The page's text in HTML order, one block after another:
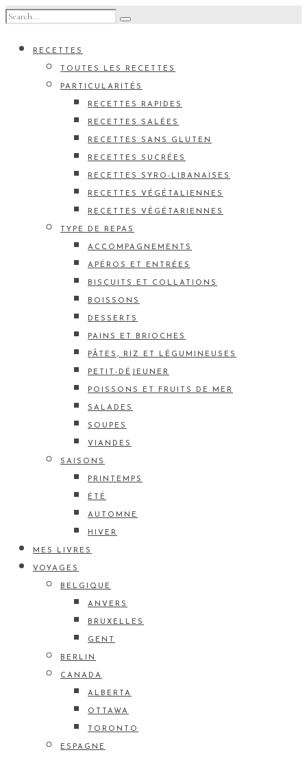
RECETTES
TOUTES LES RECETTES
PARTICULARITÉS
RECETTES RAPIDES
RECETTES SALÉES
RECETTES SANS GLUTEN
RECETTES SUCRÉES
RECETTES SYRO-LIBANAISES
RECETTES VÉGÉTALIENNES
RECETTES VÉGÉTARIENNES
TYPE DE REPAS
ACCOMPAGNEMENTS
APÉROS ET ENTRÉES
BISCUITS ET COLLATIONS
BOISSONS
DESSERTS
PAINS ET BRIOCHES
PÂTES, RIZ ET LÉGUMINEUSES
PETIT-DÉJEUNER
POISSONS ET FRUITS DE MER
SALADES
SOUPES
VIANDES
SAISONS
PRINTEMPS
ÉTÉ
AUTOMNE
HIVER
MES LIVRES
VOYAGES
BELGIQUE
ANVERS
BRUXELLES
GENT
BERLIN
CANADA
ALBERTA
OTTAWA
TORONTO
ESPAGNE